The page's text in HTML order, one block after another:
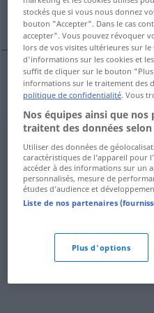
Immunisierung
Immunisierungf
stockés que si vous nous donnez
bouton "Accepter". Dans le cas
accepter". Vous pouvez révoquer
lors de vos visites ultérieures sur
d'informations sur les cookies et
suffit de cliquer sur le bouton
informations sur le traitement des
politique de confidentialité. Vous
Nos équipes ainsi que nos
traitent des données
Utiliser des données de
caractéristiques de l’appareil pour
accéder à des informations sur un
personnalisés, mesure de
études d’audience et
Liste de nos partenaires
Plus d'options